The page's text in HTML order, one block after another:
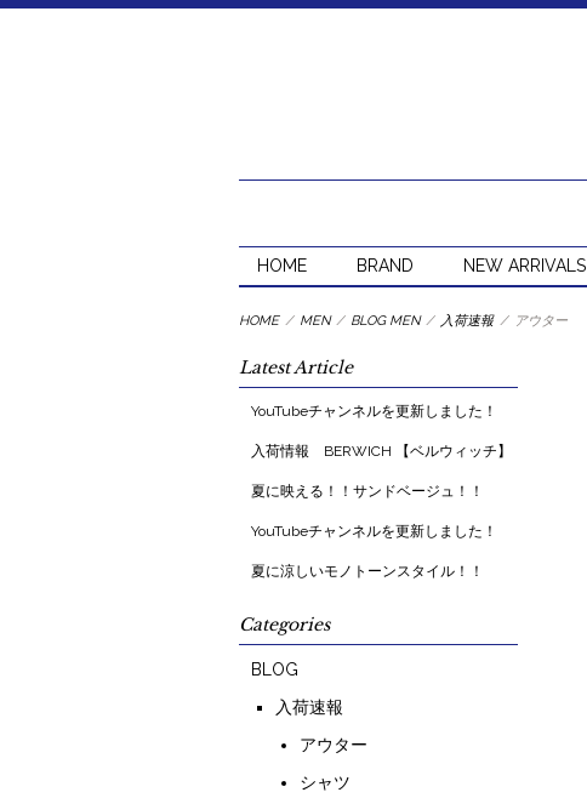
HOME BRAND NEW ARRIVALS
HOME / MEN / BLOG MEN / 入荷速報 / アウター
Latest Article
YouTubeチャンネルを更新しました！
入荷情報 BERWICH 【ベルウィッチ】
夏に映える！！サンドベージュ！！
YouTubeチャンネルを更新しました！
夏に涼しいモノトーンスタイル！！
Categories
BLOG
入荷速報
アウター
シャツ